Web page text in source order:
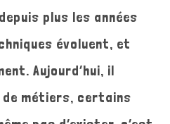
plus les années
évoluent, et
Aujourd’hui, il
métiers, certains